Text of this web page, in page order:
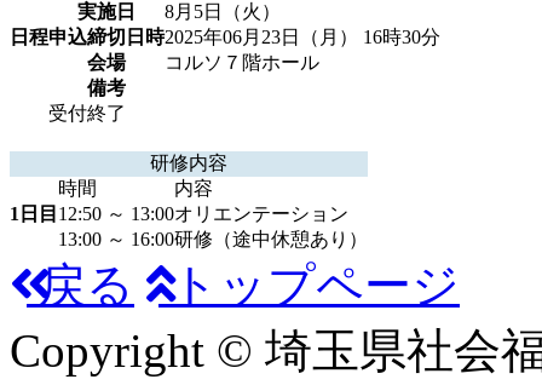
日程
実施日
8月5日（火）
申込締切日時2025年06月23日（月） 16時30分
会場
コルソ７階ホール
備考
受付終了
研修内容
1日目
時間
内容
12:50 ～ 13:00オリエンテーション
13:00 ～ 16:00研修（途中休憩あり）
戻る
トップページ
Copyright © 埼玉県社会